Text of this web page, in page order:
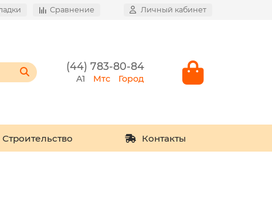
Сравнение Личный кабинет
(44) 783-80-84
A1 Мтс Город
Строительство Контакты